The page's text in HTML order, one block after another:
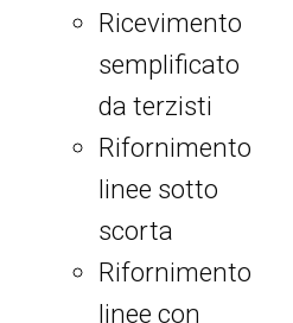
Ricevimento
semplificato
da terzisti
Rifornimento
linee sotto
scorta
Rifornimento
linee con